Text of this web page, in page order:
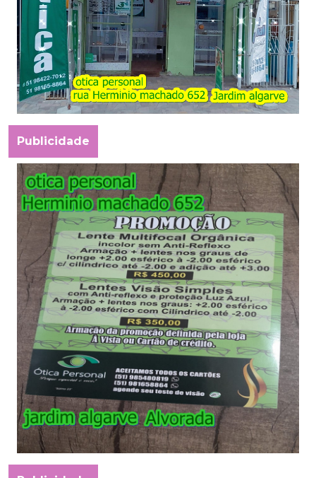
Publicidade